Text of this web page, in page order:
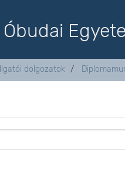
Óbudai
dolgozatok